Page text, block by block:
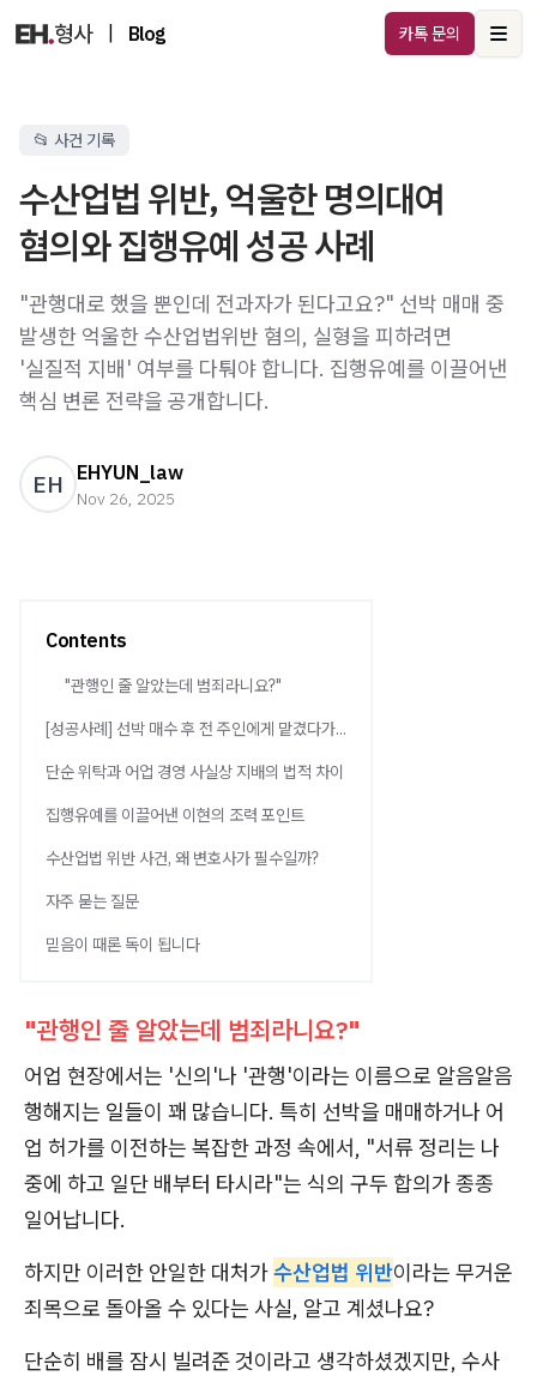
Blog 카톡 문의
📂 사건 기록
수산업법 위반, 억울한 명의대여
혐의와 집행유예 성공 사례
"관행대로 했을 뿐인데 전과자가 된다고요?" 선박 매매 중
발생한 억울한 수산업법위반 혐의, 실형을 피하려면
'실질적 지배' 여부를 다퉈야 합니다. 집행유예를 이끌어낸
핵심 변론 전략을 공개합니다.
EH EHYUN_law
Nov 26, 2025
Contents
"관행인 줄 알았는데 범죄라니요?"
[성공사례] 선박 매수 후 전 주인에게 맡겼다가...
단순 위탁과 어업 경영 사실상 지배의 법적 차이
집행유예를 이끌어낸 이현의 조력 포인트
수산업법 위반 사건, 왜 변호사가 필수일까?
자주 묻는 질문
믿음이 때론 독이 됩니다
"관행인 줄 알았는데 범죄라니요?"
어업 현장에서는 '신의'나 '관행'이라는 이름으로 알음알음
행해지는 일들이 꽤 많습니다. 특히 선박을 매매하거나 어
업 허가를 이전하는 복잡한 과정 속에서, "서류 정리는 나
중에 하고 일단 배부터 타시라"는 식의 구두 합의가 종종
일어납니다.
하지만 이러한 안일한 대처가수산업법 위반이라는 무거운
죄목으로 돌아올 수 있다는 사실, 알고 계셨나요?
단순히 배를 잠시 빌려준 것이라고 생각하셨겠지만, 수사